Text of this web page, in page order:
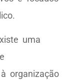
uma
organização